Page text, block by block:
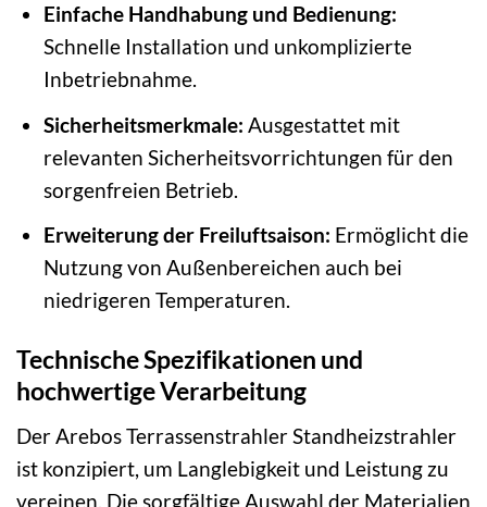
Einfache Handhabung und Bedienung:
Schnelle Installation und unkomplizierte
Inbetriebnahme.
Sicherheitsmerkmale: Ausgestattet mit
relevanten Sicherheitsvorrichtungen für den
sorgenfreien Betrieb.
Erweiterung der Freiluftsaison: Ermöglicht die
Nutzung von Außenbereichen auch bei
niedrigeren Temperaturen.
Technische Spezifikationen und
hochwertige Verarbeitung
Der Arebos Terrassenstrahler Standheizstrahler
ist konzipiert, um Langlebigkeit und Leistung zu
vereinen. Die sorgfältige Auswahl der Materialien